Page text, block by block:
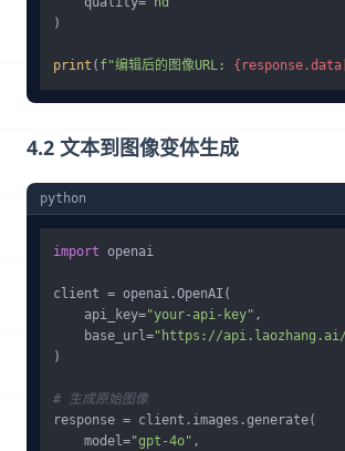
)
print ( f"编辑后的图像URL: {response.data[
4.2 文本到图像变体生成
python
import openai
client = openai.OpenAI(
    api_key=
"your-api-key" ,
    base_url=
"https://
)
# 生成原始图像
response = client.images.generate(
    model=
"gpt-4o" ,